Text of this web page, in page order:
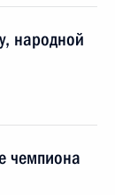
народной
чемпиона